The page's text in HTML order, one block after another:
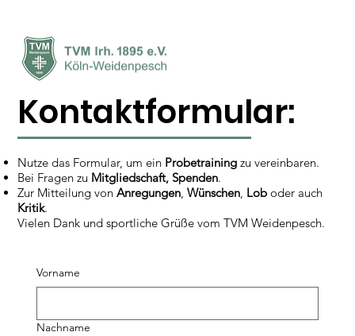
Kontaktformular:
Nutze das Formular, um ein Probetraining zu vereinbaren.
Bei Fragen zu Mitgliedschaft, Spenden.
Zur Mitteilung vonAnregungen,Wünschen, Lob oder auch
Kritik.
Vielen Dank und sportliche Grüße vom TVM Weidenpesch.
Vorname
Nachname